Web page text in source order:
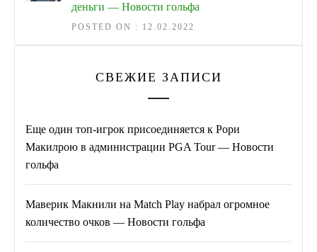
деньги — Новости гольфа
POSTED ON : 12.02.2022
СВЕЖИЕ ЗАПИСИ
Еще один топ-игрок присоединяется к Рори
Макилрою в администрации PGA Tour — Новости
гольфа
Маверик Макнили на Match Play набрал огромное
количество очков — Новости гольфа